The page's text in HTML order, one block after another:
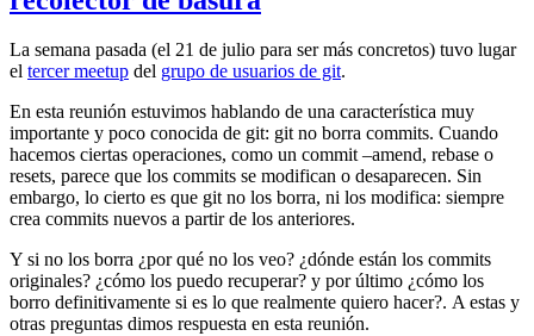
La semana pasada (el 21 de julio para ser más concretos) tuvo lugar
el tercer meetup del grupo de usuarios de git.
En esta reunión estuvimos hablando de una característica muy
importante y poco conocida de git: git no borra commits. Cuando
hacemos ciertas operaciones, como un commit –amend, rebase o
resets, parece que los commits se modifican o desaparecen. Sin
embargo, lo cierto es que git no los borra, ni los modifica: siempre
crea commits nuevos a partir de los anteriores.
Y si no los borra ¿por qué no los veo? ¿dónde están los commits
originales? ¿cómo los puedo recuperar? y por último ¿cómo los
borro definitivamente si es lo que realmente quiero hacer?. A estas y
otras preguntas dimos respuesta en esta reunión.